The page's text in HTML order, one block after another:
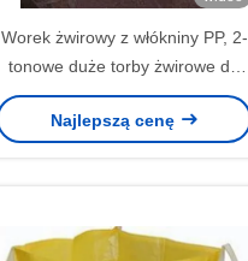
Worek żwirowy z włókniny PP, 2-
tonowe duże torby żwirowe do
dużych budynków
Najlepszą cenę